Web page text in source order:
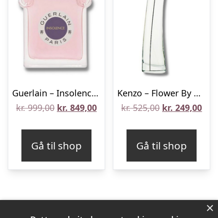
Guerlain – Insolence – 75 ml – Edt
kr.999,00 Den
kr. 999,00.
kr. 849,00Den
kr. 849,00.
Gå til shop
Kenzo – Flower By Kenzo – 30 ml – Edt
kr.525,00 Den
kr. 525,00.
kr. 249,00Den
kr.
Gå til shop
×